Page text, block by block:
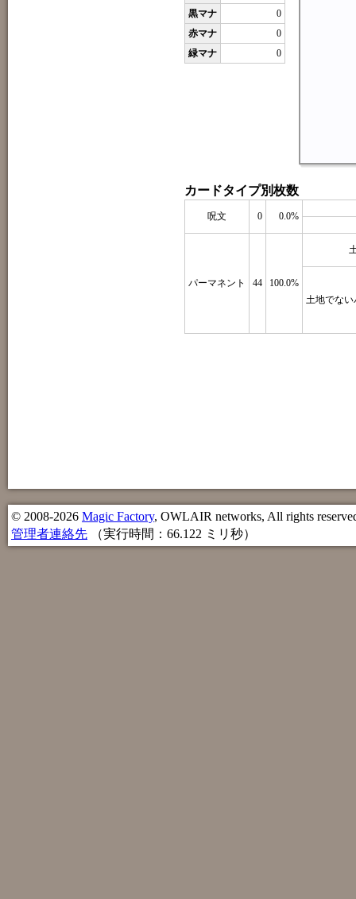
黒マナ
0
赤マナ
0
緑マナ
0
カードタイプ別枚数
呪文 0 0.0%
パーマネント 44 100.0%
土地でな
© 2008-2026 Magic Factory, OWLAIR networks, All rights
管理者連絡先 （実行時間：66.122 ミリ秒）